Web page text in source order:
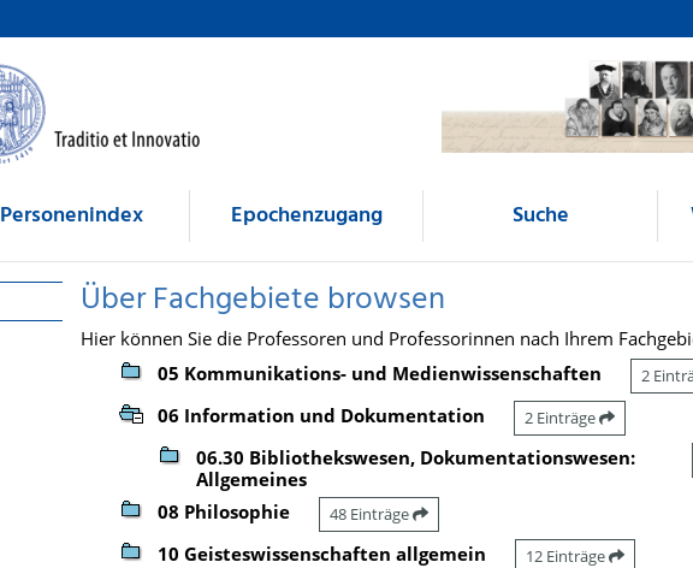
Personenindex Epochenzugang Suche
Über Fachgebiete browsen
Hier können Sie die Professoren und Professorinnen nach Ihrem
05 Kommunikations- und Medienwissenschaften
2
06 Information und Dokumentation 2 Einträge
06.30 Bibliothekswesen, Dokumentationswesen:
Allgemeines
08 Philosophie 48 Einträge
10 Geisteswissenschaften allgemein 12 Einträge